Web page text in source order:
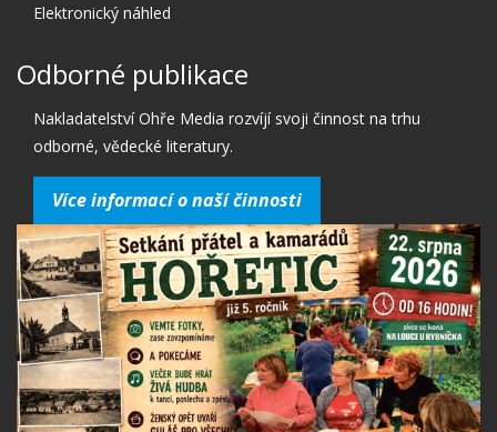
Elektronický náhled
Odborné publikace
Nakladatelství Ohře Media rozvíjí svoji činnost na trhu
odborné, vědecké literatury.
Více informací o naší činnosti